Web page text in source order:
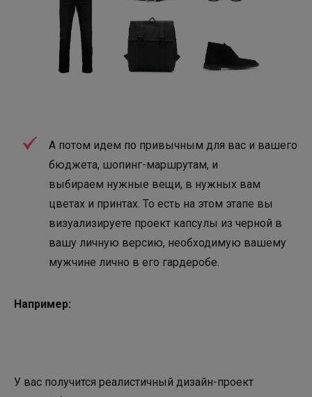
А потом идем по привычным для вас и вашего
бюджета, шопинг-маршрутам, и
выбираем нужные вещи, в нужных вам
цветах и принтах. То есть на этом этапе вы
визуализируете проект капсулы из черной в
вашу личную версию, необходимую вашему
мужчине лично в его гардеробе.
Например:
У вас получится реалистичный дизайн-проект